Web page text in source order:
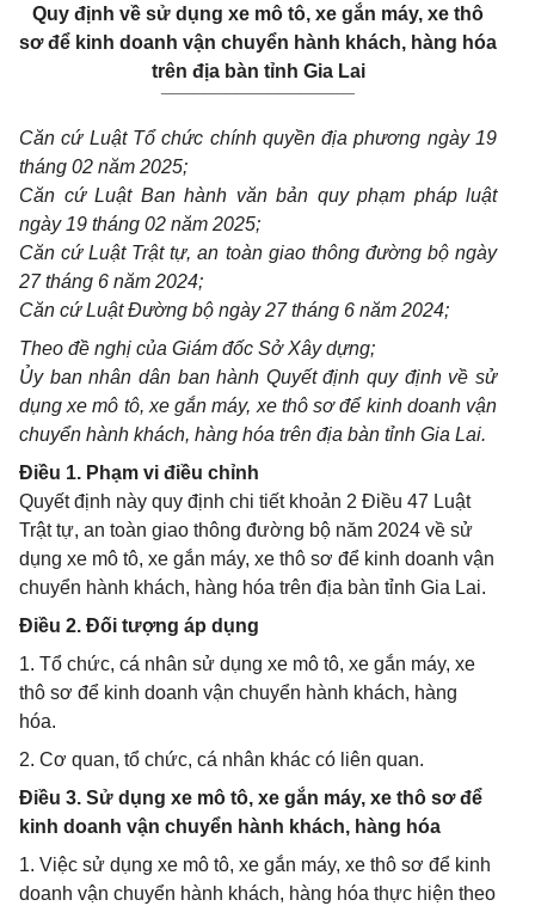
Quy định về sử dụng xe mô tô, xe gắn máy, xe thô
sơ để kinh doanh vận chuyển hành khách, hàng hóa
trên địa bàn tỉnh Gia Lai
__________________
Căn cứ Luật Tổ chức chính quyền địa phương ngày 19
tháng 02 năm 2025;
Căn cứ Luật Ban hành văn bản quy phạm pháp luật
ngày 19 tháng 02 năm 2025;
Căn cứ Luật Trật tự, an toàn giao thông đường bộ ngày
27 tháng 6 năm 2024;
Căn cứ Luật Đường bộ ngày 27 tháng 6 năm 2024;
Theo đề nghị của Giám đốc Sở Xây dựng;
Ủy ban nhân dân ban hành Quyết định quy định về sử
dụng xe mô tô, xe gắn máy, xe thô sơ để kinh doanh vận
chuyển hành khách, hàng hóa trên địa bàn tỉnh Gia Lai.
Điều 1. Phạm vi điều chỉnh
Quyết định này quy định chi tiết khoản 2 Điều 47 Luật
Trật tự, an toàn giao thông đường bộ năm 2024 về sử
dụng xe mô tô, xe gắn máy, xe thô sơ để kinh doanh vận
chuyển hành khách, hàng hóa trên địa bàn tỉnh Gia Lai.
Điều 2. Đối tượng áp dụng
1. Tổ chức, cá nhân sử dụng xe mô tô, xe gắn máy, xe
thô sơ để kinh doanh vận chuyển hành khách, hàng
hóa.
2. Cơ quan, tổ chức, cá nhân khác có liên quan.
Điều 3. Sử dụng xe mô tô, xe gắn máy, xe thô sơ để
kinh doanh vận chuyển hành khách, hàng hóa
1. Việc sử dụng xe mô tô, xe gắn máy, xe thô sơ để kinh
doanh vận chuyển hành khách, hàng hóa thực hiện theo